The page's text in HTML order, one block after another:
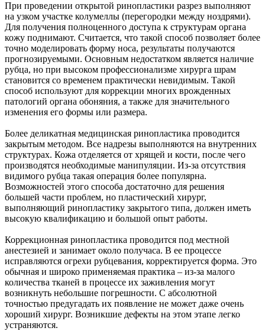
При проведении открытой ринопластики разрез выполняют
на узком участке колумеллы (перегородки между ноздрями).
Для получения полноценного доступа к структурам органа
кожу поднимают. Считается, что такой способ позволяет более
точно моделировать форму носа, результаты получаются
прогнозируемыми. Основным недостатком является наличие
рубца, но при высоком профессионализме хирурга шрам
становится со временем практически невидимым. Такой
способ используют для коррекции многих врожденных
патологий органа обоняния, а также для значительного
изменения его формы или размера.
Более деликатная медицинская ринопластика проводится
закрытым методом. Все надрезы выполняются на внутренних
структурах. Кожа отделяется от хрящей и кости, после чего
производятся необходимые манипуляции. Из-за отсутствия
видимого рубца такая операция более популярна.
Возможностей этого способа достаточно для решения
большей части проблем, но пластический хирург,
выполняющий ринопластику закрытого типа, должен иметь
высокую квалификацию и большой опыт работы.
Коррекционная ринопластика проводится под местной
анестезией и занимает около получаса. В ее процессе
исправляются огрехи рубцевания, корректируется форма. Это
обычная и широко применяемая практика – из-за малого
количества тканей в процессе их заживления могут
возникнуть небольшие погрешности. С абсолютной
точностью предугадать их появление не может даже очень
хороший хирург. Возникшие дефекты на этом этапе легко
устраняются.